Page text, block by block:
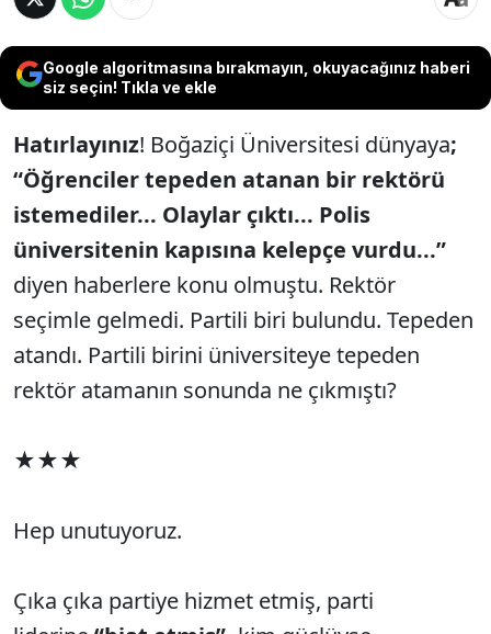
Google algoritmasına bırakmayın, okuyacağınız haberi
siz seçin! Tıkla ve ekle
Hatırlayınız! Boğaziçi Üniversitesi dünyaya;
“Öğrenciler tepeden atanan bir rektörü
istemediler... Olaylar çıktı... Polis
üniversitenin kapısına kelepçe vurdu...”
diyen haberlere konu olmuştu. Rektör
seçimle gelmedi. Partili biri bulundu. Tepeden
atandı. Partili birini üniversiteye tepeden
rektör atamanın sonunda ne çıkmıştı?
★★★
Hep unutuyoruz.
Çıka çıka partiye hizmet etmiş, parti